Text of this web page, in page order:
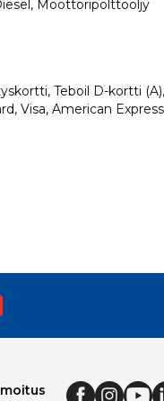
Moottoripolttoöljy
Teboil D-kortti
Visa, American